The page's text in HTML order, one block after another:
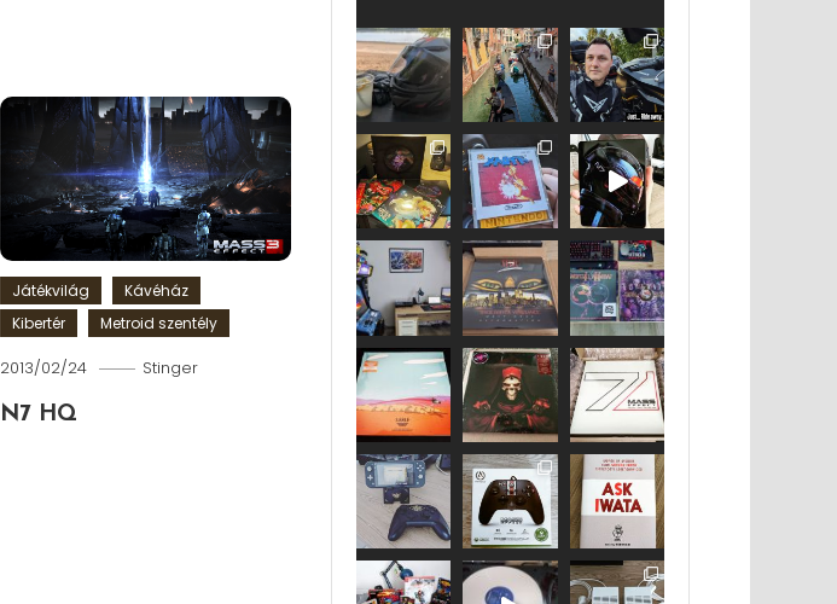
Játékvilág
Kávéház
Kibertér
Metroid szentély
2013/02/24 Stinger
N7 HQ